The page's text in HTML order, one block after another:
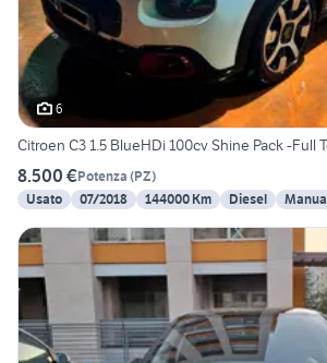
6
Citroen C3 1.5 BlueHDi 100cv Shine Pack -Full
8.500 €Potenza (PZ)
Usato
07/2018 144000 Km Diesel